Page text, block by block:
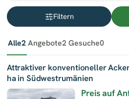
Filtern
Alle2Angebote2Gesuche0
Attraktiver konventioneller
ha in Südwestrumänien
Preis auf